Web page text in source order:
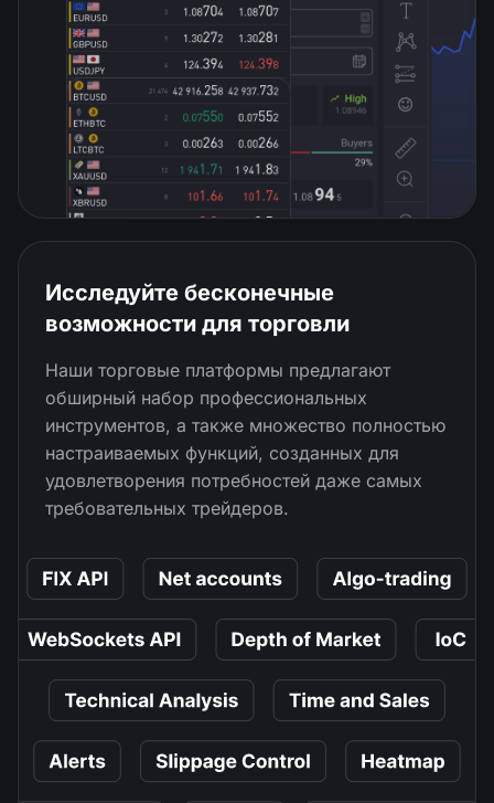
Исследуйте бесконечные
возможности для торговли
Наши торговые платформы предлагают
обширный набор профессиональных
инструментов, а также множество полностью
настраиваемых функций, созданных для
удовлетворения потребностей даже самых
требовательных трейдеров.